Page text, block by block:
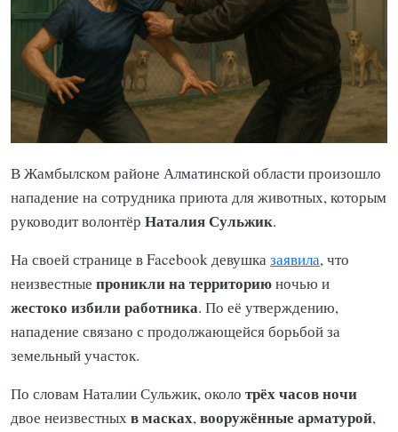
В Жамбылском районе Алматинской области произошло
нападение на сотрудника приюта для животных, которым
руководит волонтёр Наталия Сульжик.
На своей странице в Facebook девушказаявила, что
неизвестные проникли на территориюночью и
жестоко избили работника. По её утверждению,
нападение связано с продолжающейся борьбой за
земельный участок.
По словам Наталии Сульжик, около трёх часов ночи
двое неизвестныхв масках,вооружённые арматурой,